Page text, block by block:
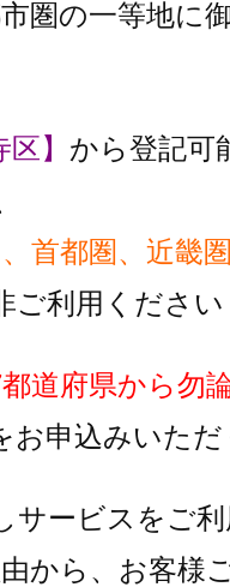
圏の一等地に
】 から登記可
首都圏、近畿
ご利用ください
道府県から勿
お申込みいただ
ービスをご利
から、お客様